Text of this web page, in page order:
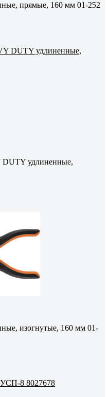
прямые, 160 мм 01-252
удлиненные,
изогнутые, 160 мм 01-